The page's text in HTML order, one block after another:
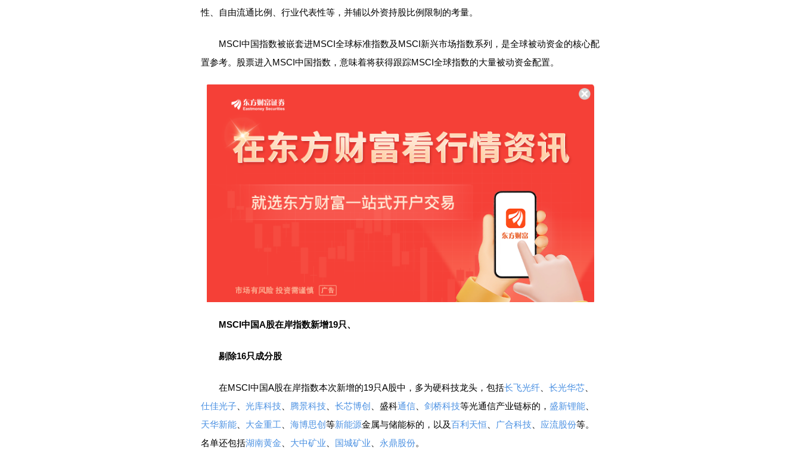
性、自由流通比例、行业代表性等，并辅以外资持股比例限制的考量。
MSCI中国指数被嵌套进MSCI全球标准指数及MSCI新兴市场指数系列，是全球被动资金的核心配
置参考。股票进入MSCI中国指数，意味着将获得跟踪MSCI全球指数的大量被动资金配置。
MSCI中国A股在岸指数新增19只、
剔除16只成分股
在MSCI中国A股在岸指数本次新增的19只A股中，多为硬科技龙头，包括长飞光纤、 长光华芯、
仕佳光子、 光库科技、 腾景科技、 长芯博创 、盛科通信、 剑桥科技等光通信产业链标的， 盛新锂能、
天华新能、 大金重工、 海博思创 等新能源金属与储能标的，以及百利天恒、 广合科技、 应流股份等。
名单还包括湖南黄金、 大中矿业、 国城矿业、 永鼎股份。